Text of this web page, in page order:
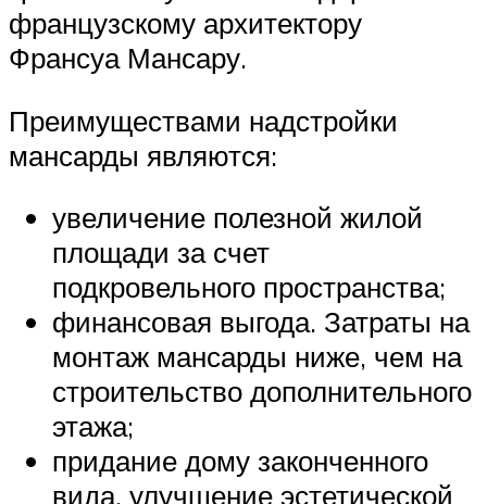
французскому архитектору
Франсуа Мансару.
Преимуществами надстройки
мансарды являются:
увеличение полезной жилой
площади за счет
подкровельного пространства;
финансовая выгода. Затраты на
монтаж мансарды ниже, чем на
строительство дополнительного
этажа;
придание дому законченного
вида, улучшение эстетической